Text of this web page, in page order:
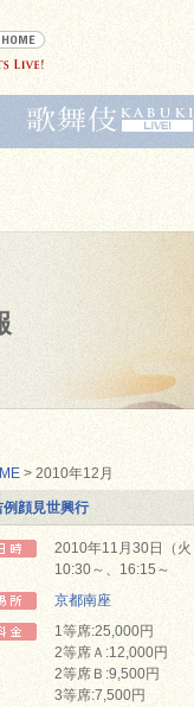
> 2010年12月
例顔見世興行
2010年11月30日（
10:30～、16:15～
京都南座
1等席:25,000円
2等席Ａ:12,000円
2等席Ｂ:9,500円
3等席:7,500円